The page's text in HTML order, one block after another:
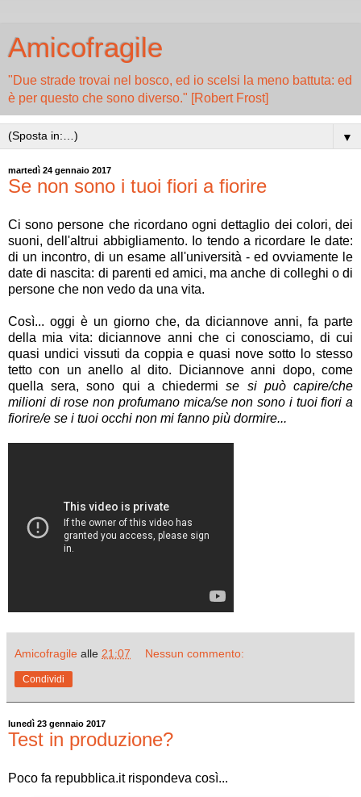
Amicofragile
"Due strade trovai nel bosco, ed io scelsi la meno battuta: ed
è per questo che sono diverso." [Robert Frost]
▼
martedì 24 gennaio 2017
Se non sono i tuoi fiori a fiorire
Ci sono persone che ricordano ogni dettaglio dei colori, dei
suoni, dell'altrui abbigliamento. Io tendo a ricordare le date:
di un incontro, di un esame all'università - ed ovviamente le
date di nascita: di parenti ed amici, ma anche di colleghi o di
persone che non vedo da una vita.
Così... oggi è un giorno che, da diciannove anni, fa parte
della mia vita: diciannove anni che ci conosciamo, di cui
quasi undici vissuti da coppia e quasi nove sotto lo stesso
tetto con un anello al dito. Diciannove anni dopo, come
quella sera, sono qui a chiedermise si può capire/che
milioni di rose non profumano mica/se non sono i tuoi fiori a
fiorire/e se i tuoi occhi non mi fanno più dormire...
Amicofragile alle 21:07 Nessun commento:
Condividi
lunedì 23 gennaio 2017
Test in produzione?
Poco fa repubblica.it rispondeva così...